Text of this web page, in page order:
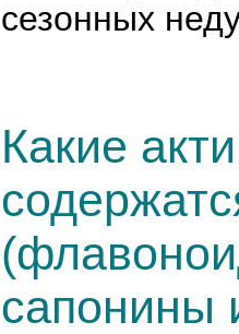
сезонных
Какие
сапонины